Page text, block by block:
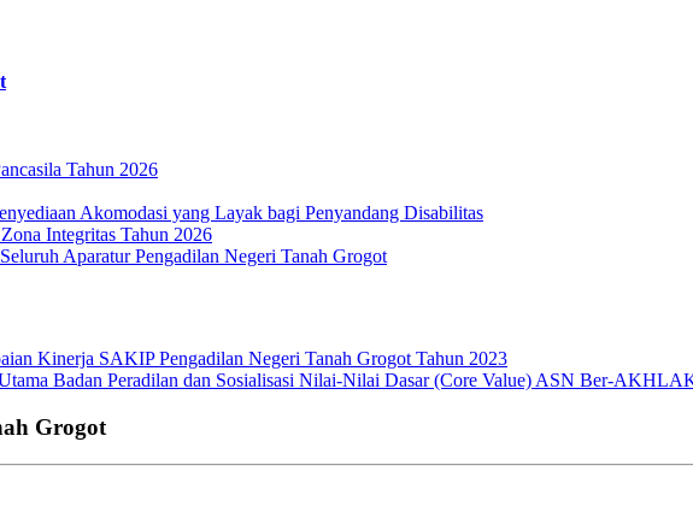
Tahun 2026
Akomodasi yang Layak bagi Penyandang Disabilitas
Integritas Tahun 2026
Aparatur Pengadilan Negeri Tanah Grogot
Kinerja SAKIP Pengadilan Negeri Tanah Grogot Tahun 2023
Badan Peradilan dan Sosialisasi Nilai-Nilai Dasar (Core Value) ASN Ber-
Grogot